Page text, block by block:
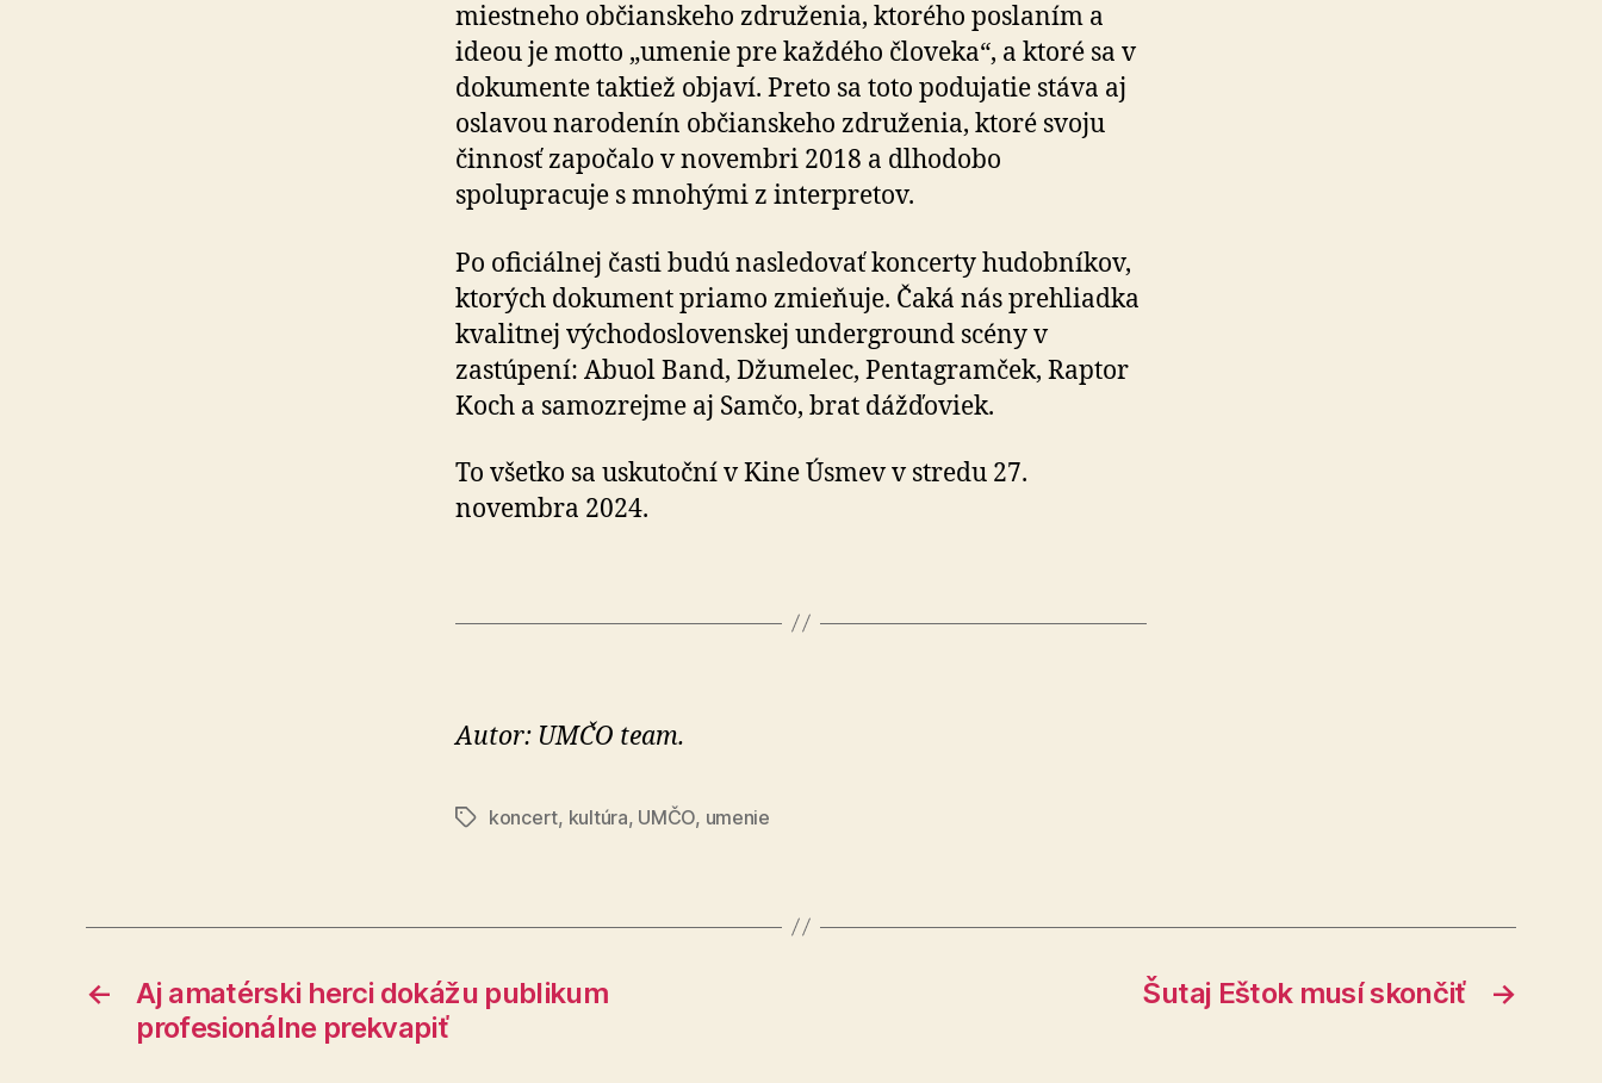
miestneho občianskeho združenia, ktorého poslaním a
ideou je motto „umenie pre každého človeka“, a ktoré sa v
dokumente taktiež objaví. Preto sa toto podujatie stáva aj
oslavou narodenín občianskeho združenia, ktoré svoju
činnosť započalo v novembri 2018 a dlhodobo
spolupracuje s mnohými z interpretov.
Po oficiálnej časti budú nasledovať koncerty hudobníkov,
ktorých dokument priamo zmieňuje. Čaká nás prehliadka
kvalitnej východoslovenskej underground scény v
zastúpení: Abuol Band, Džumelec, Pentagramček, Raptor
Koch a samozrejme aj Samčo, brat dážďoviek.
To všetko sa uskutoční v Kine Úsmev v stredu 27.
novembra 2024.
Autor: UMČO team.
Značkykoncert, kultúra, UMČO, umenie
←
Aj amatérski herci dokážu publikum
profesionálne prekvapiť
→
Šutaj Eštok musí skončiť